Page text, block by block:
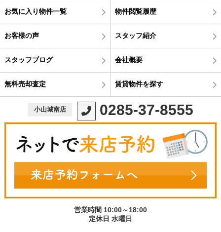
お気に入り物件一覧 物件閲覧履歴
お客様の声 スタッフ紹介
スタッフブログ 会社概要
無料売却査定 賃貸物件を探す
小山城南店 0285-37-8555
営業時間 10:00～18:00
定休日 水曜日